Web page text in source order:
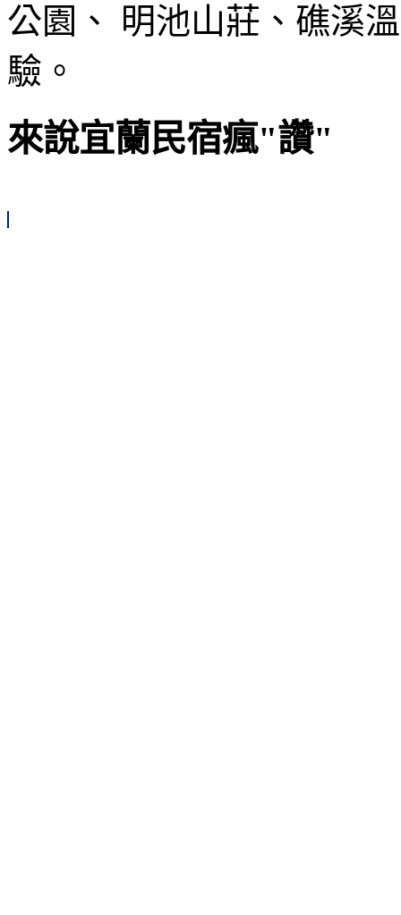
公園、 明池山莊、礁溪
驗。
來說宜蘭民宿瘋"讚"